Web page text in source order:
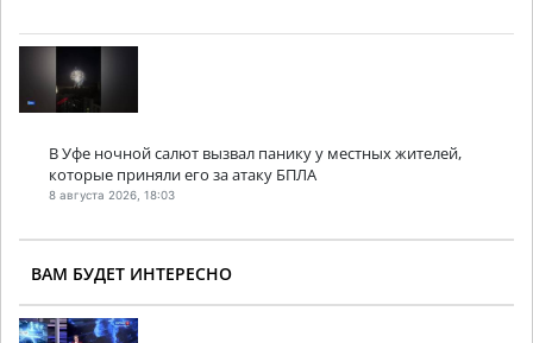
В Уфе ночной салют вызвал панику у местных жителей,
которые приняли его за атаку БПЛА
8 августа 2026, 18:03
ВАМ БУДЕТ ИНТЕРЕСНО